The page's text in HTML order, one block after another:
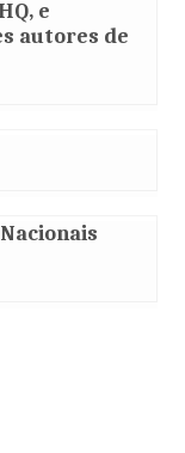
e
autores de